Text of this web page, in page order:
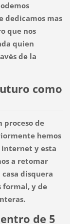
dedicamos mas
que nos
quien
de la
como
proceso de
hemos
internet y esta
a retomar
disquera
formal, y de
de 5